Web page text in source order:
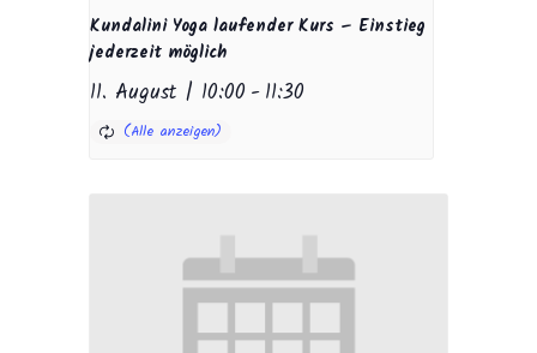
Kundalini Yoga laufender Kurs – Einstieg
jederzeit möglich
11. August | 10:00 -11:30